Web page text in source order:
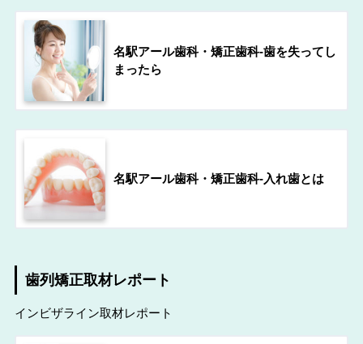
名駅アール歯科・矯正歯科-歯を失ってし
まったら
名駅アール歯科・矯正歯科-入れ歯とは
歯列矯正取材レポート
インビザライン取材レポート